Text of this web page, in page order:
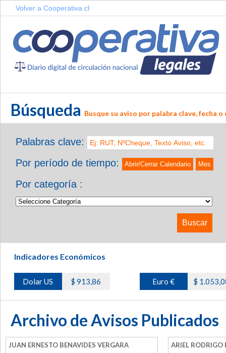
Volver a Cooperativa.cl
Búsqueda Busque su aviso por palabra clave, fecha
Palabras clave:
Por período de tiempo:
Abrir/Cerrar Calendario Mes
Por categoría :
Indicadores Económicos
Dolar US $ 913,86 Euro € $
Archivo de Avisos Publicados
JUAN ERNESTO BENAVIDES VERGARA
ARIEL RODRIGO